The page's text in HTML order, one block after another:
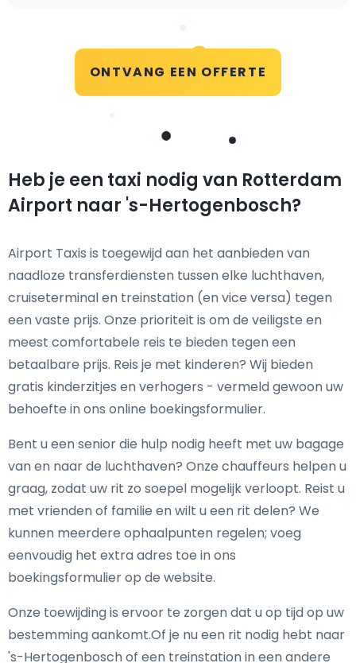
ONTVANG EEN OFFERTE
Heb je een taxi nodig van Rotterdam
Airport naar 's-Hertogenbosch?
Airport Taxis is toegewijd aan het aanbieden van
naadloze transferdiensten tussen elke luchthaven,
cruiseterminal en treinstation (en vice versa) tegen
een vaste prijs. Onze prioriteit is om de veiligste en
meest comfortabele reis te bieden tegen een
betaalbare prijs. Reis je met kinderen? Wij bieden
gratis kinderzitjes en verhogers - vermeld gewoon uw
behoefte in ons online boekingsformulier.
Bent u een senior die hulp nodig heeft met uw bagage
van en naar de luchthaven? Onze chauffeurs helpen u
graag, zodat uw rit zo soepel mogelijk verloopt. Reist u
met vrienden of familie en wilt u een rit delen? We
kunnen meerdere ophaalpunten regelen; voeg
eenvoudig het extra adres toe in ons
boekingsformulier op de website.
Onze toewijding is ervoor te zorgen dat u op tijd op uw
bestemming aankomt.Of je nu een rit nodig hebt naar
's-Hertogenbosch of een treinstation in een andere